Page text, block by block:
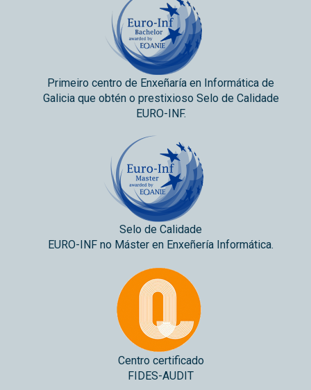
Primeiro centro de Enxeñaría en Informática de
Galicia que obtén o prestixioso Selo de Calidade
EURO-INF.
Selo de Calidade
EURO-INF no Máster en Enxeñería Informática.
Centro certificado
FIDES-AUDIT